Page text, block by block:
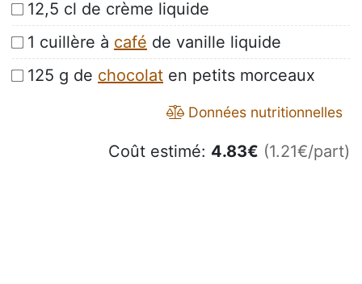
12,5 cl de crème liquide
1 cuillère à café de vanille liquide
125 g de chocolat en petits morceaux
Données nutritionnelles
Coût estimé: 4.83€ (1.21€/part)